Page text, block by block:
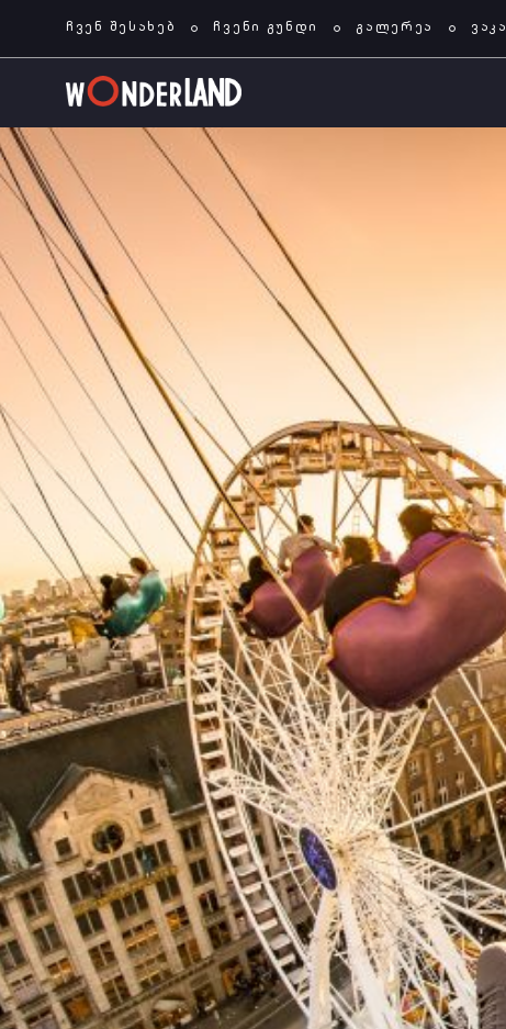
ჩვენ შესახებ ჩვენი გუნდი გალერეა